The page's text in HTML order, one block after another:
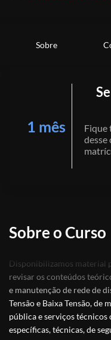
Sobre
1 mês
Fique
desse
Sobre o Curso
Disponibilizamos material
revisar os conteúdos
e manutenção de rede de
Tensão e Baixa Tensão, de
pública e serviços
específicas, técnicas, de